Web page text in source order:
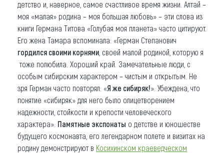
детство и, наверное, самое счастливое время жизни. Алтай –
моя «малая» родина – моя большая любовь» – эти слова из
книги Германа Титова «Голубая моя планета» часто цитируют.
Его жена Тамара вспоминала: «Герман Степанович
гордился своими корнями , своей малой родиной, которую я
тоже полюбила. Хороший край. Замечательные люди, с
особым сибирским характером – чистым и открытым. Не
зря Герман часто повторял: «Я же сибиряк!». Убеждена, что
понятие «сибиряк» для него было олицетворением
надежности, стойкости и крепости человеческого
характера». Памятные экспонаты о детстве и юношестве
будущего космонавта, его легендарном полете и визитах на
родину демонстрируют в Косихинском краеведческом